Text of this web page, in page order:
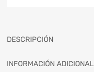
DESCRIPCIÓN
INFORMACIÓN ADICIONAL